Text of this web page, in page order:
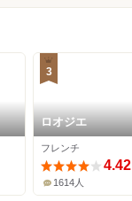
3
ロオジエ
フレンチ
4.42
1614人